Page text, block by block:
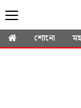
শোনো